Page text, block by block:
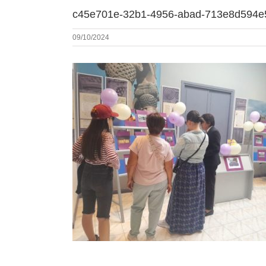
c45e701e-32b1-4956-abad-
09/10/2024